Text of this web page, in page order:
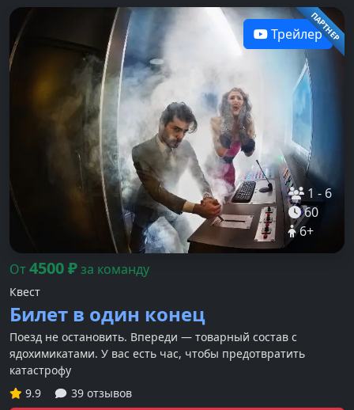
1 - 6
60
6+
ТрейлерПАРТНЕР
От4500₽за команду
Квест
Билет в один конец
Поезд не остановить. Впереди — товарный состав с
ядохимикатами. У вас есть час, чтобы предотвратить
катастрофу
9.9
39 отзывов